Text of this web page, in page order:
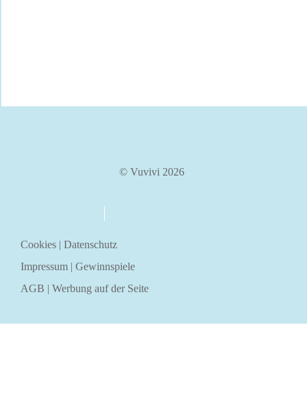
© Vuvivi 2026
Cookies | Datenschutz
Impressum | Gewinnspiele
AGB | Werbung auf der Seite